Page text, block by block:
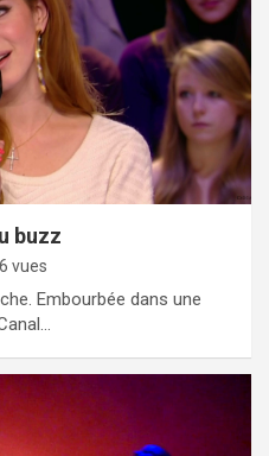
buzz
vues
Embourbée dans une